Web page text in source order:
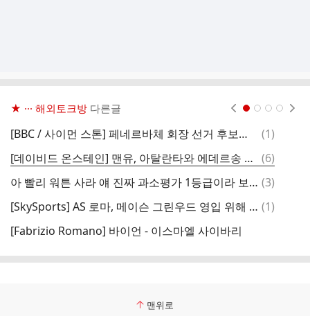
★ ··· 해외토크방 다른글
[BBC / 사이먼 스톤] 페네르바체 회장 선거 후보들, 일제히 메이슨 그린우드 영입 원해
댓
(1)
[데이비드 온스테인] 맨유, 아탈란타와 에데르송 영입 합의 도달 ··· 이적료 최대 €45m 댓
글
(6)
아 빨리 워튼 사라 얘 진짜 과소평가 1등급이라 보는데 댓
(3)
[SkySports] AS 로마, 메이슨 그린우드 영입 위해 5,000만 유로 이상의 첫 제안 준비 댓
(1)
[Fabrizio Romano] 바이언 - 이스마엘 사이바리
맨위로